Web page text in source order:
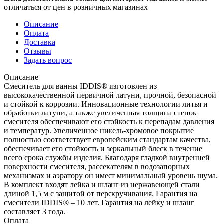
отличаться от цен в розничных магазинах
Описание
Оплата
Доставка
Отзывы
Задать вопрос
Описание
Смеситель для ванны IDDIS® изготовлен из
высококачественной первичной латуни, прочной, безопасной
и стойкой к коррозии. Инновационные технологии литья и
обработки латуни, а также увеличенная толщина стенок
смесителя обеспечивают его стойкость к перепадам давления
и температур. Увеличенное никель-хромовое покрытие
полностью соответствует европейским стандартам качества,
обеспечивает его стойкость и зеркальный блеск в течение
всего срока службы изделия. Благодаря гладкой внутренней
поверхности смесителя, рассекателям в водозапорных
механизмах и аэратору он имеет минимальный уровень шума.
В комплект входят лейка и шланг из нержавеющей стали
длиной 1,5 м с защитой от перекручивания. Гарантия на
смесители IDDIS® – 10 лет. Гарантия на лейку и шланг
составляет 3 года.
Оплата